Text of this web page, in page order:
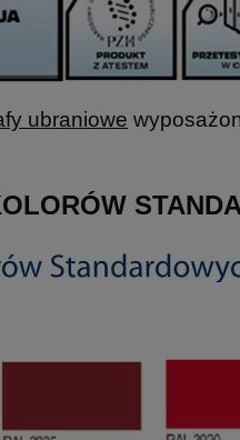
ubraniowe